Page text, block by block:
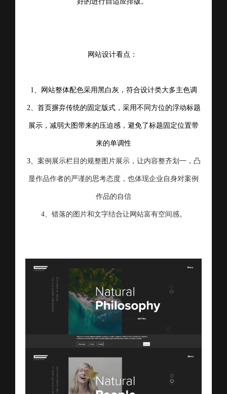
网站设计看点：
1、网站整体配色采用黑白灰，符合设计类大多主色调
2、首页摒弃传统的固定版式，采用不同方位的浮动标题
展示，减弱大图带来的压迫感，避免了标题固定位置带
来的单调性
3、 案例展示栏目的规整图片展示，让内容整齐划一，凸
显作品作者的严谨的思考态度，也体现企业自身对案例
作品的自信
4、错落的图片和文字结合让网站富有空间感。